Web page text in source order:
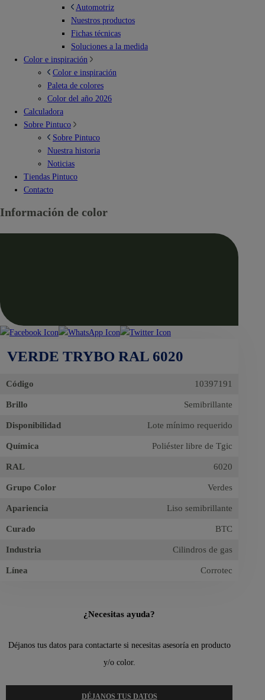
Automotriz
Nuestros productos
Fichas técnicas
Soluciones a la medida
Color e inspiración
Color e inspiración
Paleta de colores
Color del año 2026
Calculadora
Sobre Pintuco
Sobre Pintuco
Nuestra historia
Noticias
Tiendas Pintuco
Contacto
Información de color
VERDE TRYBO RAL 6020
Código 10397191
Brillo Semibrillante
Disponibilidad Lote mínimo requerido
Química Poliéster libre de Tgic
RAL 6020
Grupo Color Verdes
Apariencia Liso semibrillante
Curado BTC
Industria Cilindros de gas
Línea Corrotec
¿Necesitas ayuda?
Déjanos tus datos para contactarte si necesitas asesoría en producto
y/o color.
DÉJANOS TUS DATOS